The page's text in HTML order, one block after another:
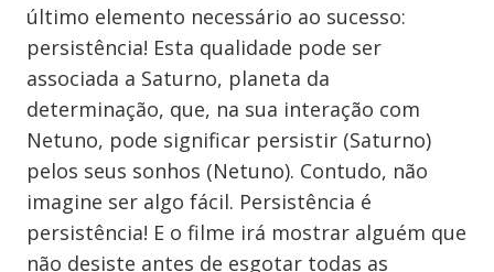
último elemento necessário ao sucesso:
persistência! Esta qualidade pode ser
associada a Saturno, planeta da
determinação, que, na sua interação com
Netuno, pode significar persistir (Saturno)
pelos seus sonhos (Netuno). Contudo, não
imagine ser algo fácil. Persistência é
persistência! E o filme irá mostrar alguém que
não desiste antes de esgotar todas as